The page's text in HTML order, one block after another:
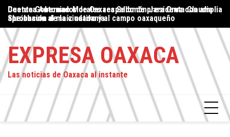
Skip
content
Destaca Antonino Morales respaldo de presidenta Claudia
Sheinbaum al maíz nativo y al campo oaxaqueño
Proteger el ejercicio del periodismo: un compromiso del
Estado, asegura Jesús Romero
EXPRESA OAXACA
Las noticias de Oaxaca al instante